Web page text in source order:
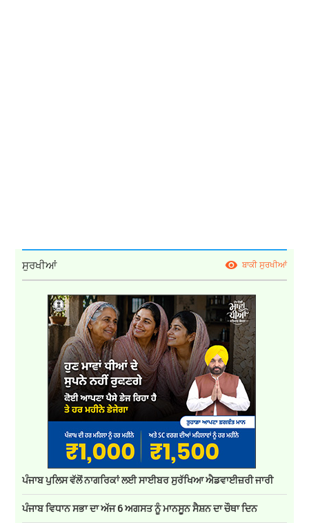
ਸੁਰਖੀਆਂ ਬਾਕੀ ਸੁਰਖੀਆਂ
ਪੰਜਾਬ ਪੁਲਿਸ ਵੱਲੋਂ ਨਾਗਰਿਕਾਂ ਲਈ ਸਾਈਬਰ ਸੁਰੱਖਿਆ ਐਡਵਾਈਜ਼ਰੀ ਜਾਰੀ
ਪੰਜਾਬ ਵਿਧਾਨ ਸਭਾ ਦਾ ਅੱਜ 6 ਅਗਸਤ ਨੂੰ ਮਾਨਸੂਨ ਸੈਸ਼ਨ ਦਾ ਚੌਥਾ ਦਿਨ